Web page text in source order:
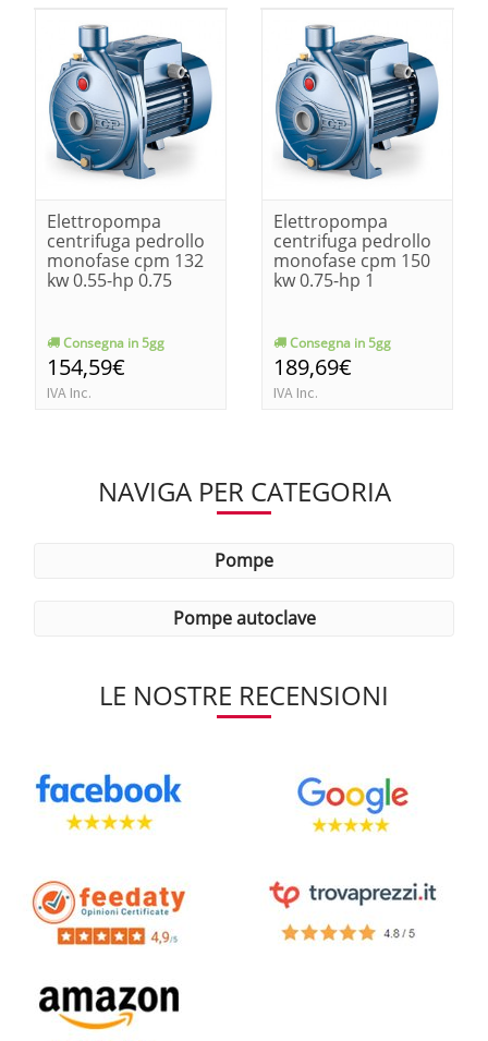
Elettropompa
centrifuga pedrollo
monofase cpm 132
kw 0.55-hp 0.75
Consegna in 5gg
154,59€
IVA Inc.
Elettropompa
centrifuga pedrollo
monofase cpm 150
kw 0.75-hp 1
Consegna in 5gg
189,69€
IVA Inc.
NAVIGA PER CATEGORIA
pompe
pompe autoclave
LE NOSTRE RECENSIONI